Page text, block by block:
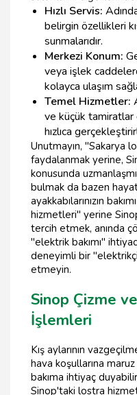
Hızlı Servis:
belirgin özellikleri
sunmalarıdır.
Merkezi Konum:
veya işlek
kolayca ulaşım
Temel Hizmetler:
ve küçük
hızlıca
Unutmayın, "Sakarya
faydalanmak yerine,
konusunda
bulmak da bazen
ayakkabılarınızın
hizmetleri" yerine
tercih etmek, anında
"elektrik bakımı"
deneyimli bir
etmeyin.
Sinop Çizme
İşlemleri
Kış aylarının
hava koşullarına
bakıma ihtiyaç
Sinop'taki lostra